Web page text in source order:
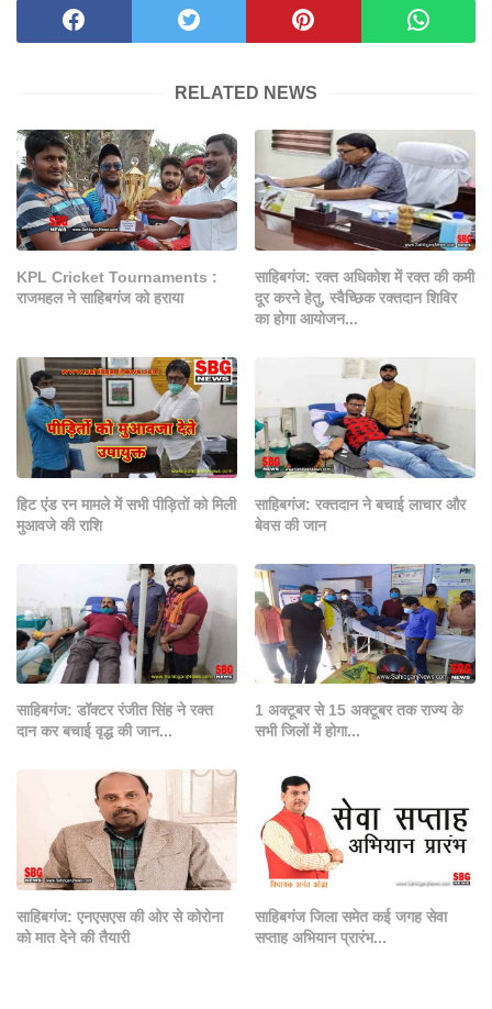
RELATED NEWS
KPL Cricket Tournaments :
राजमहल ने साहिबगंज को हराया
साहिबगंज: रक्त अधिकोश में रक्त की कमी
दूर करने हेतु, स्वैच्छिक रक्तदान शिविर
का होगा आयोजन...
हिट एंड रन मामले में सभी पीड़ितों को मिली
मुआवजे की राशि
साहिबगंज: रक्तदान ने बचाई लाचार और
बेवस की जान
साहिबगंज: डॉक्टर रंजीत सिंह ने रक्त
दान कर बचाई वृद्ध की जान...
1 अक्टूबर से 15 अक्टूबर तक राज्य के
सभी जिलों में होगा...
साहिबगंज: एनएसएस की ओर से कोरोना
को मात देने की तैयारी
साहिबगंज जिला समेत कई जगह सेवा
सप्ताह अभियान प्रारंभ...